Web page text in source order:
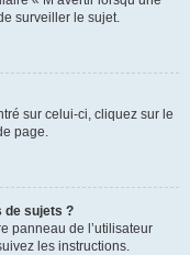
surveiller le sujet.
sur celui-ci, cliquez sur le
page.
de sujets ?
panneau de l’utilisateur
les instructions.